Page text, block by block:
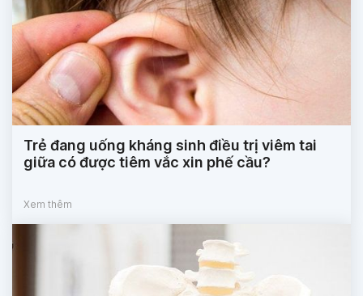
Trẻ đang uống kháng sinh điều trị viêm tai
giữa có được tiêm vắc xin phế cầu?
Xem thêm